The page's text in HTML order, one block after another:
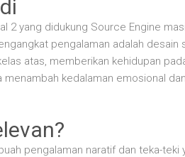
2 yang didukung Source Engine
pengalaman adalah desain
atas, memberikan kehidupan
kedalaman emosional
pengalaman naratif dan teka-teki